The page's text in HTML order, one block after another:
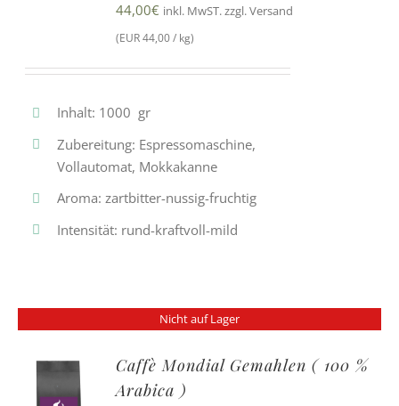
44,00€ inkl. MwST. zzgl. Versand
(EUR 44,00 / kg)
Inhalt: 1000 gr
Zubereitung: Espressomaschine,
Vollautomat, Mokkakanne
Aroma: zartbitter-nussig-fruchtig
Intensität: rund-kraftvoll-mild
Nicht auf Lager
Caffè Mondial Gemahlen ( 100 %
Arabica )